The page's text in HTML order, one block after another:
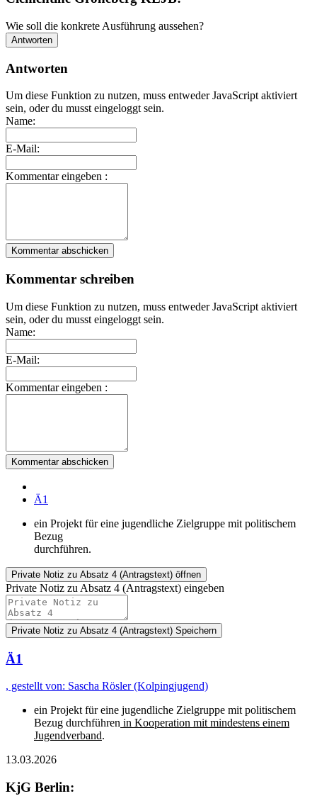
Wie soll die konkrete Ausführung aussehen?
Antworten
Antworten
Um diese Funktion zu nutzen, muss entweder JavaScript aktiviert
sein, oder du musst eingeloggt sein.
Name:
E-Mail:
Kommentar eingeben :
Kommentar abschicken
Kommentar schreiben
Um diese Funktion zu nutzen, muss entweder JavaScript aktiviert
sein, oder du musst eingeloggt sein.
Name:
E-Mail:
Kommentar eingeben :
Kommentar abschicken
Ä1
ein Projekt für eine jugendliche Zielgruppe mit politischem
Bezug
durchführen.
Private Notiz zu Absatz 4 (Antragstext) öffnen
Private Notiz zu Absatz 4 (Antragstext) eingeben
Private Notiz zu Absatz 4 (Antragstext) Speichern
Ä1
, gestellt von: Sascha Rösler (Kolpingjugend)
ein Projekt für eine jugendliche Zielgruppe mit politischem
Bezug durchführen in Kooperation mit mindestens einem
Jugendverband.
13.03.2026
KjG Berlin: